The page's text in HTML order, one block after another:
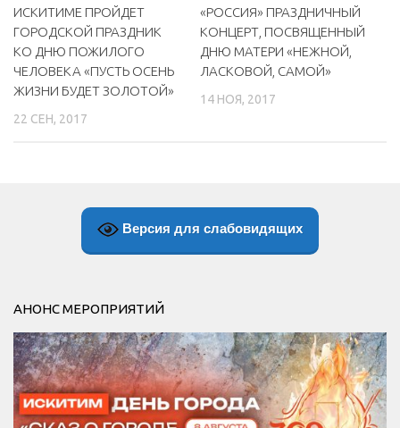
ИСКИТИМЕ ПРОЙДЕТ
ГОРОДСКОЙ ПРАЗДНИК
КО ДНЮ ПОЖИЛОГО
ЧЕЛОВЕКА «ПУСТЬ ОСЕНЬ
ЖИЗНИ БУДЕТ ЗОЛОТОЙ»
22 СЕН, 2017
«РОССИЯ» ПРАЗДНИЧНЫЙ
КОНЦЕРТ, ПОСВЯЩЕННЫЙ
ДНЮ МАТЕРИ «НЕЖНОЙ,
ЛАСКОВОЙ, САМОЙ»
14 НОЯ, 2017
Версия для слабовидящих
АНОНС МЕРОПРИЯТИЙ